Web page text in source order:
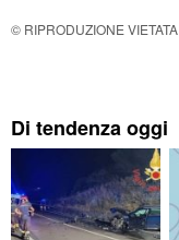
© RIPRODUZIONE VIETATA
Di tendenza oggi